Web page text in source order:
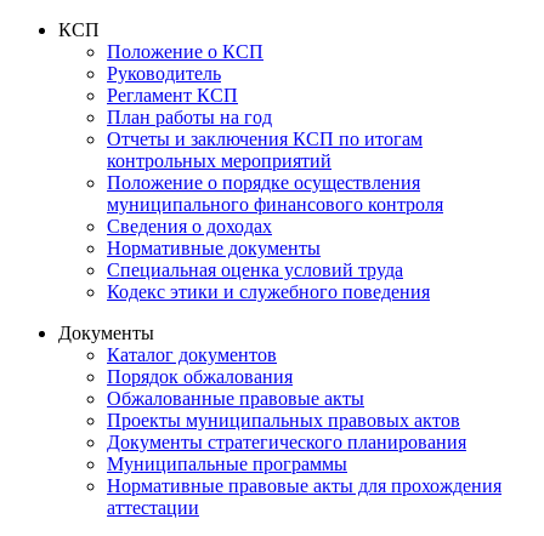
КСП
Положение о КСП
Руководитель
Регламент КСП
План работы на год
Отчеты и заключения КСП по итогам
контрольных мероприятий
Положение о порядке осуществления
муниципального финансового контроля
Сведения о доходах
Нормативные документы
Специальная оценка условий труда
Кодекс этики и служебного поведения
Документы
Каталог документов
Порядок обжалования
Обжалованные правовые акты
Проекты муниципальных правовых актов
Документы стратегического планирования
Муниципальные программы
Нормативные правовые акты для прохождения
аттестации